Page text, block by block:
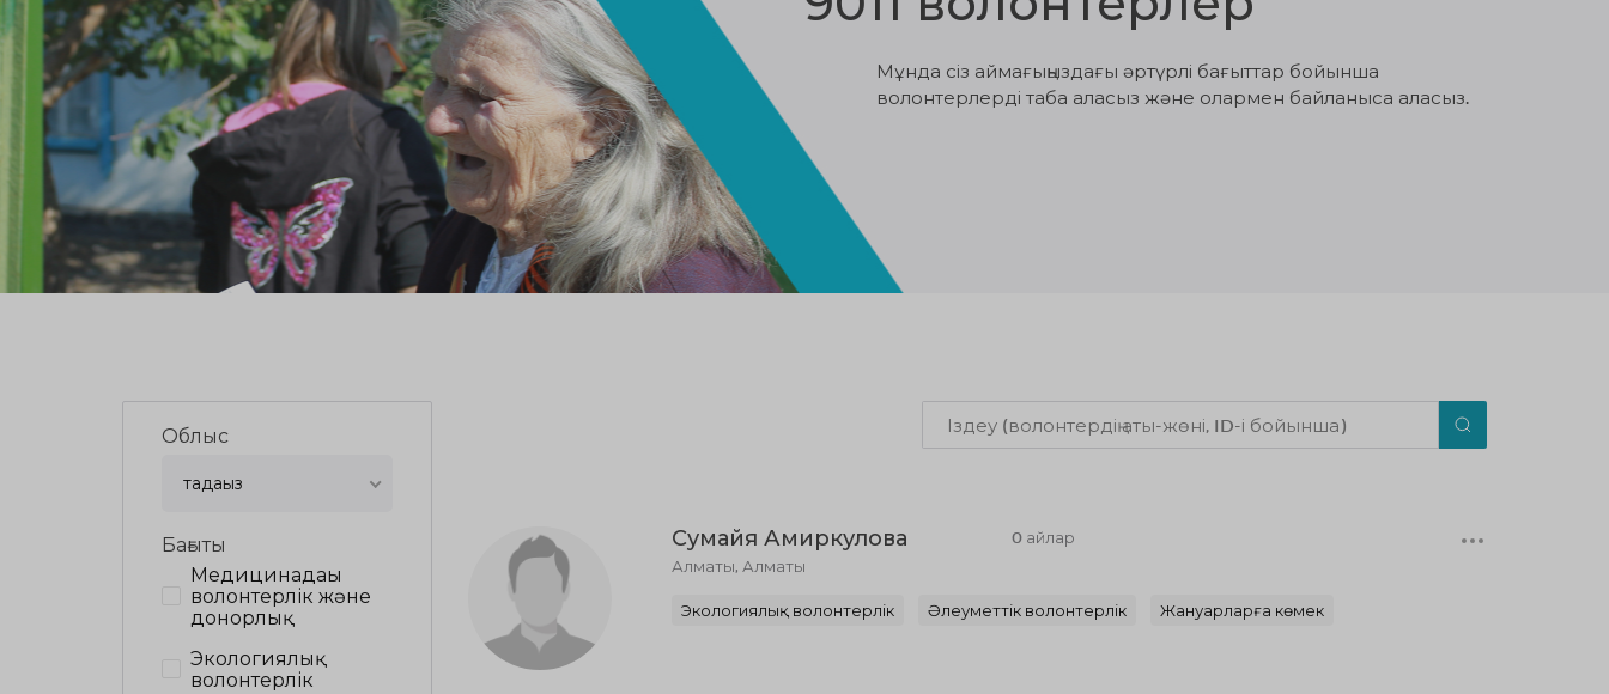
Мұнда сіз аймағыңыздағы әртүрлі бағыттар бойынша
волонтерлерді таба аласыз және олармен байланыса аласыз.
Облыс
таңдаңыз
Бағыты
Медицинадағы
волонтерлік және
донорлық
Экологиялық
волонтерлік
Сумайя Амиркулова
Алматы, Алматы
0 айлар
Экологиялық волонтерлік Әлеуметтік волонтерлік Жануарларға көмек